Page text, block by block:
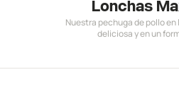
Lonchas
Nuestra pechuga de pollo en
deliciosa y en un